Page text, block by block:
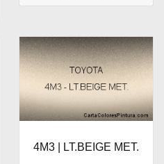
4M3 | LT.BEIGE MET.